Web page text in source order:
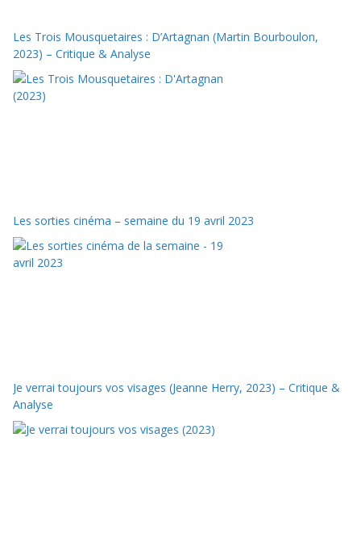
Les Trois Mousquetaires : D’Artagnan (Martin Bourboulon,
2023) – Critique & Analyse
Les sorties cinéma – semaine du 19 avril 2023
Je verrai toujours vos visages (Jeanne Herry, 2023) – Critique &
Analyse